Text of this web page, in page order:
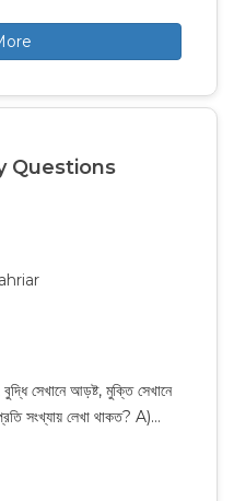
Questions
সেখানে আড়ষ্ট, মুক্তি সেখানে
সংখ্যায় লেখা থাকত? A)…